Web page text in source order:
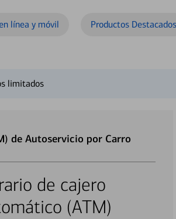
línea y móvil Productos Destacados
limitados
de Autoservicio por Carro
de cajero
(ATM)